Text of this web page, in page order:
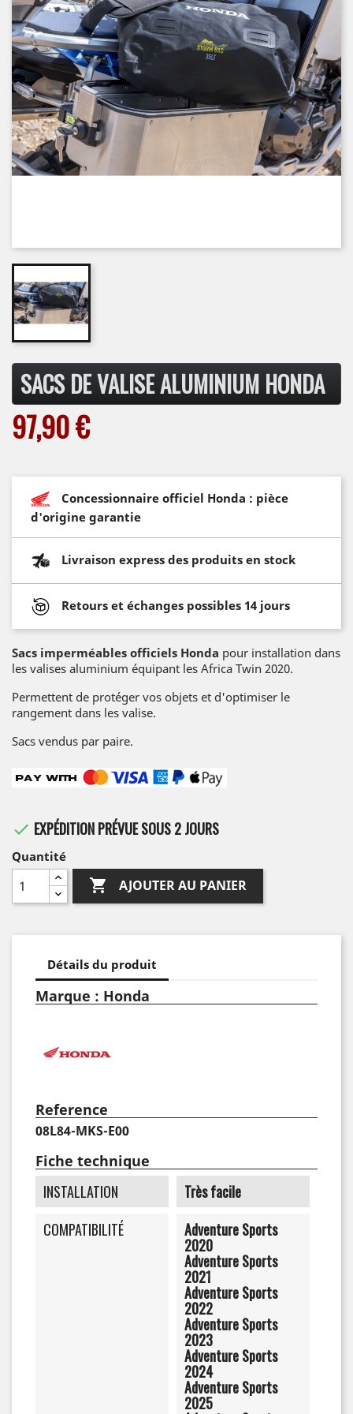
SACS DE VALISE ALUMINIUM HONDA
97,90 €
Concessionnaire officiel Honda : pièce
d'origine garantie
Livraison express des produits en stock
Retours et échanges possibles 14 jours
Sacs imperméables officiels Honda pour installation dans
les valises aluminium équipant les Africa Twin 2020.
Permettent de protéger vos objets et d'optimiser le
rangement dans les valise.
Sacs vendus par paire.
 EXPÉDITION PRÉVUE SOUS 2 JOURS
Quantité
 AJOUTER AU PANIER
Détails du produit
Marque : Honda
Reference
08L84-MKS-E00
Fiche technique
INSTALLATION
Très facile
COMPATIBILITÉ
Adventure Sports
2020
Adventure Sports
2021
Adventure Sports
2022
Adventure Sports
2023
Adventure Sports
2024
Adventure Sports
2025